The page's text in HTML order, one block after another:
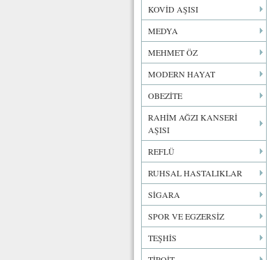
KOVİD AŞISI
MEDYA
MEHMET ÖZ
MODERN HAYAT
OBEZİTE
RAHİM AĞZI KANSERİ
AŞISI
REFLÜ
RUHSAL HASTALIKLAR
SİGARA
SPOR VE EGZERSİZ
TEŞHİS